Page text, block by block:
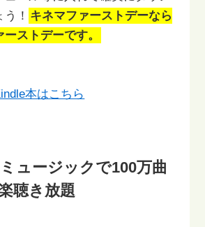
！ キネマファーストデーなら
ストデーです。
本はこちら
ュージックで100万曲
聴き放題